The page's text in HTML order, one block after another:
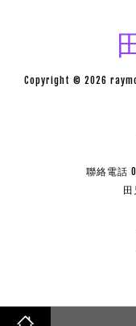
Copyright © 2026
聯絡電話